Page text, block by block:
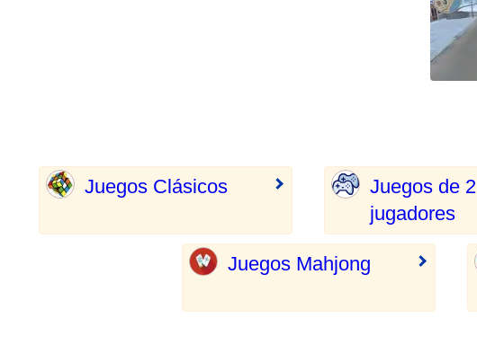
Juegos Clásicos
Juegos de 2
jugadores
Juegos Mahjong